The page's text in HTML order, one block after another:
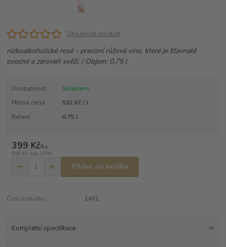
Ohodnotit produkt
nízkoalkoholické rosé - precizní růžové víno, které je šťavnatě
ovocné a zároveň svěží. / Objem: 0,75 l
Dostupnost
Skladem
Měrná cena
532 Kč / l
Balení
0.75 l
399 Kč/ks
330 Kč bez DPH
Přidat do košíku
Číslo produktu: 1401
Kompletní specifikace